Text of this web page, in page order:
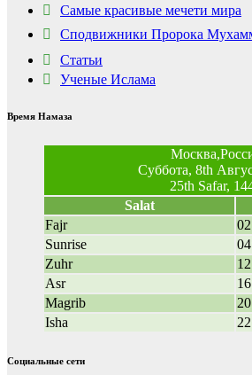
Самые красивые мечети мира
Статьи
Ученые Ислама
Время Намаза
Суббота, 8th
25th Safar,
Salat
Fajr
Sunrise
Zuhr
Asr
Magrib
Isha
Социальные сети